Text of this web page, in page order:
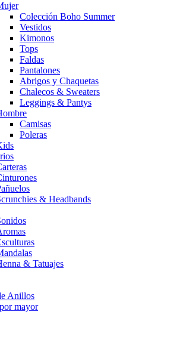
Colección Boho Summer
Vestidos
Kimonos
Tops
Faldas
Pantalones
Abrigos y Chaquetas
Chalecos & Sweaters
Leggings & Pantys
Camisas
Poleras
& Headbands
& Tatuajes
Anillos
mayor